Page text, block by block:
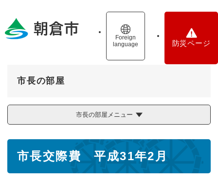
の
Foreign
language
防災ページ
市長の部屋
市長の部屋メニュー
市長交際費 平成31年2月